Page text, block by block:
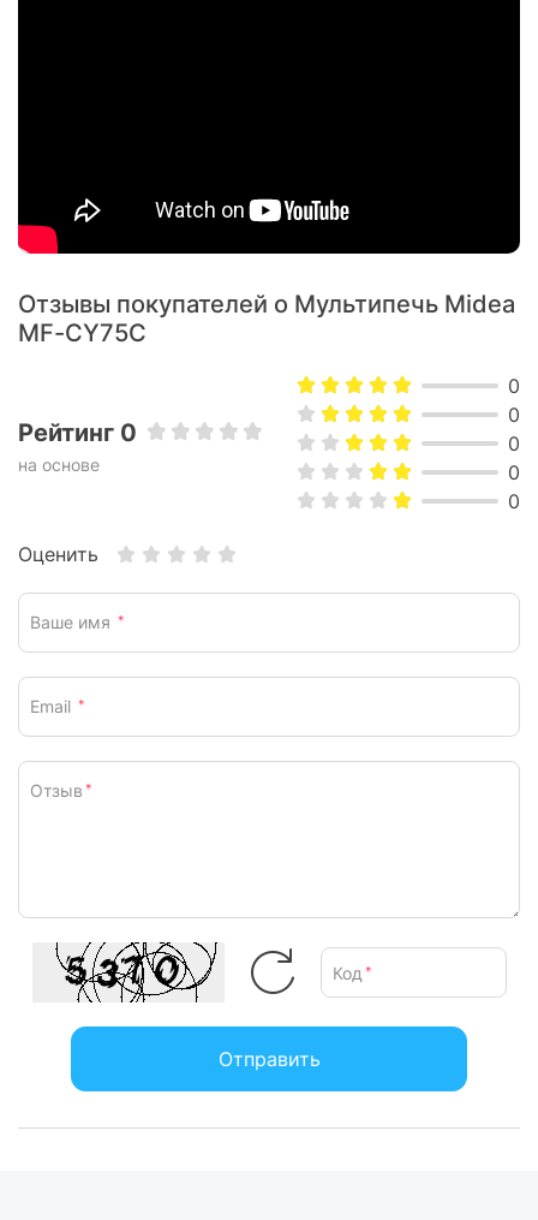
Отзывы покупателей о Мультипечь Midea
MF-CY75C
Рейтинг 0
на основе
0
0
0
0
0
Оценить
Ваше имя *
Email *
Отзыв *
Код *
Отправить